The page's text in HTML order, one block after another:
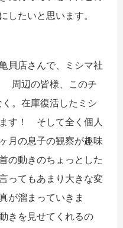
したいと思います。
貝店さんで、ミシマ社
周辺の皆様、このチ
。在庫復活したミシ
す！ そして全く個人
月の息子の観察が趣味
の動きのちょっとした
ってもあまり大きな変
が溜まっていきま
きを見せてくれるの